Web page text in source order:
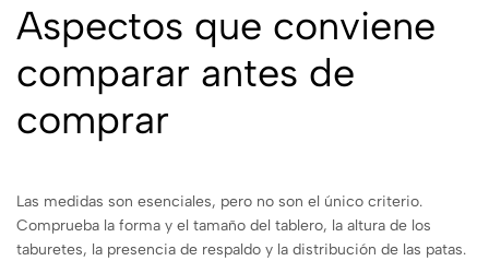
Aspectos que conviene
comparar antes de
comprar
Las medidas son esenciales, pero no son el único criterio.
Comprueba la forma y el tamaño del tablero, la altura de los
taburetes, la presencia de respaldo y la distribución de las patas.